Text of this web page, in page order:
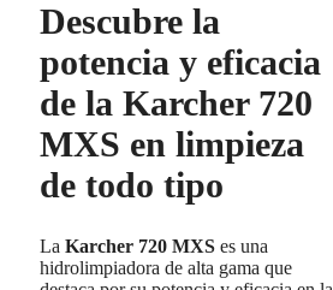
Descubre la
potencia y eficacia
de la Karcher 720
MXS en limpieza
de todo tipo
La Karcher 720 MXS es una
hidrolimpiadora de alta gama que